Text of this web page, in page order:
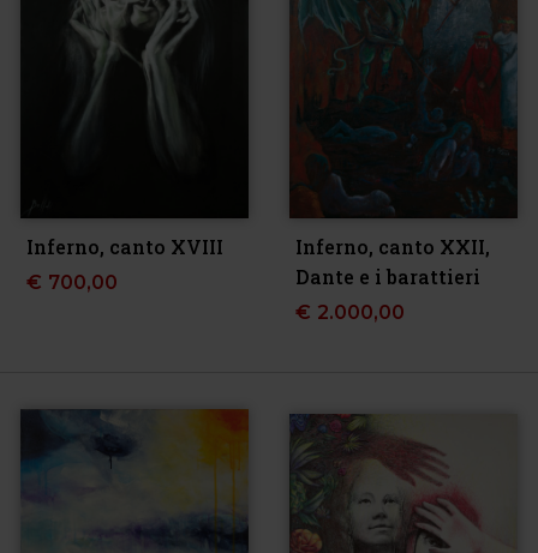
Inferno, canto XVIII
€ 700,00
Inferno, canto XXII,
Dante e i barattieri
€ 2.000,00